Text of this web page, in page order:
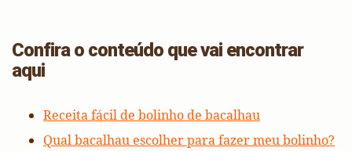
Confira o conteúdo que vai encontrar
aqui
Receita fácil de bolinho de bacalhau
Qual bacalhau escolher para fazer meu bolinho?